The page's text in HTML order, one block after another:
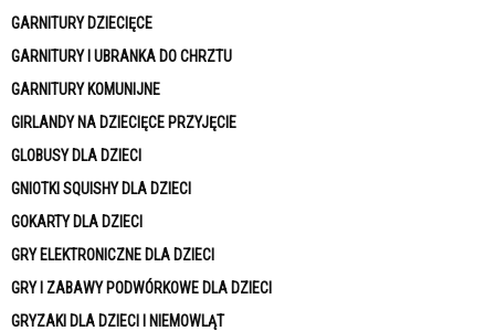
GARNITURY DZIECIĘCE
GARNITURY I UBRANKA DO CHRZTU
GARNITURY KOMUNIJNE
GIRLANDY NA DZIECIĘCE PRZYJĘCIE
GLOBUSY DLA DZIECI
GNIOTKI SQUISHY DLA DZIECI
GOKARTY DLA DZIECI
GRY ELEKTRONICZNE DLA DZIECI
GRY I ZABAWY PODWÓRKOWE DLA DZIECI
GRYZAKI DLA DZIECI I NIEMOWLĄT